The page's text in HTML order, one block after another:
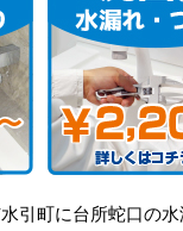
引町に台所蛇口の